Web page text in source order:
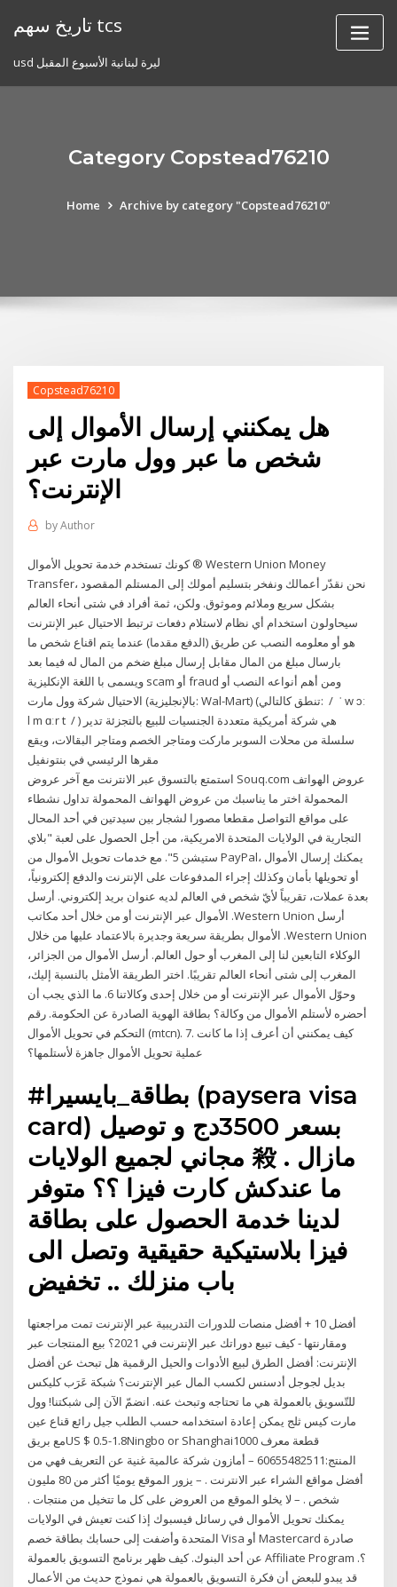
تاريخ سهم tcs
usd ليرة لبنانية الأسبوع المقبل
Category Copstead76210
Home Archive by category "Copstead76210"
Copstead76210
هل يمكنني إرسال الأموال إلى
شخص ما عبر وول مارت عبر
الإنترنت؟
byAuthor
كونك تستخدم خدمة تحويل الأموال ® Western Union Money
Transfer، نحن نقدّر أعمالك ونفخر بتسليم أمولك إلى المستلم المقصود
بشكل سريع وملائم وموثوق. ولكن، ثمة أفراد في شتى أنحاء العالم
سيحاولون استخدام أي نظام لاستلام دفعات ترتبط الاحتيال عبر الإنترنت
هو أو معلومه النصب عن طريق (الدفع مقدما) عندما يتم اقناع شخص ما
بارسال مبلغ من المال مقابل إرسال مبلغ ضخم من المال له فيما بعد
ويسمى با اللغة الإنكليزية scam أو fraud ومن أهم أنواعه النصب أو
الاحتيال شركة وول مارت (بالإنجليزية: Wal-Mart)‏ (تنطق كالتالي: ‎ / ‏ ˈ w ɔː
l m ɑːr t ‎ / ‏) هي شركة أمريكية متعددة الجنسيات للبيع بالتجزئة تدير
سلسلة من محلات السوبر ماركت ومتاجر الخصم ومتاجر البقالات، ويقع
مقرها الرئيسي في بنتونفيل
استمتع بالتسوق عبر الانترنت مع آخر عروض Souq.com عروض الهواتف
المحمولة اختر ما يناسبك من عروض الهواتف المحمولة تداول نشطاء
على مواقع التواصل مقطعا مصورا لشجار بين سيدتين في أحد المحال
التجارية في الولايات المتحدة الامريكية، من أجل الحصول على لعبة "بلاي
ستيشن 5". مع خدمات تحويل الأموال من PayPal، يمكنك إرسال الأموال
أو تحويلها بأمان وكذلك إجراء المدفوعات على الإنترنت والدفع إلكترونياً،
بعدة عملات، تقريباً لأيّ شخص في العالم لديه عنوان بريد إلكتروني. أرسل
الأموال عبر الإنترنت أو من خلال أحد مكاتب .Western Union أرسل
الأموال بطريقة سريعة وجديرة بالاعتماد عليها من خلال .Western Union
الوكلاء التابعين لنا إلى المغرب أو حول العالم. أرسل الأموال من الجزائر،
المغرب إلى شتى أنحاء العالم تقريبًا. اختر الطريقة الأمثل بالنسبة إليك،
وحوّل الأموال عبر الإنترنت أو من خلال إحدى وكالاتنا 6. ما الذي يجب أن
أحضره لأستلم الأموال من وكالة؟ بطاقة الهوية الصادرة عن الحكومة. رقم
التحكم في تحويل الأموال (mtcn). 7. كيف يمكنني أن أعرف إذا ما كانت
عملية تحويل الأموال جاهزة لأستلمها؟
#بطاقة_بايسيرا (paysera visa
card) بسعر 3500دج و توصيل
مجاني لجميع الولايات 殺 . مازال
ما عندكش كارت فيزا ؟؟ متوفر
لدينا خدمة الحصول على بطاقة
فيزا بلاستيكية حقيقية وتصل الى
باب منزلك .. تخفيض
أفضل 10 + أفضل منصات للدورات التدريبية عبر الإنترنت تمت مراجعتها
ومقارنتها - كيف تبيع دوراتك عبر الإنترنت في 2021؟ بيع المنتجات عبر
الإنترنت: أفضل الطرق لبيع الأدوات والحيل الرقمية هل تبحث عن أفضل
بديل لجوجل أدسنس لكسب المال عبر الإنترنت؟ شبكة عَرَب كليكس
للتّسويق بالعمولة هي ما تحتاجه وتبحث عنه. انضمّ الآن إلى شبكتنا! وول
مارت كيس ثلج يمكن إعادة استخدامه حسب الطلب جيل رائع قناع عين
مع بريقUS $ 0.5-1.8Ningbo or Shanghai1000 قطعة معرف
المنتج:60655482511 – أمازون شركة عالمية غنية عن التعريف فهي من
أفضل مواقع الشراء عبر الانترنت . – يزور الموقع يوميًا أكثر من 80 مليون
شخص . – لا يخلو الموقع من العروض على كل ما تتخيل من منتجات .
يمكنك تحويل الأموال في رسائل فيسبوك إذا كنت تعيش في الولايات
المتحدة وأضفت إلى حسابك بطاقة خصم Visa أو Mastercard صادرة
عن أحد البنوك. كيف ظهر برنامج التسويق بالعمولة Affiliate Program ؟.
قد يبدو للبعض أن فكرة التسويق بالعمولة هي نموذج حديث من الأعمال